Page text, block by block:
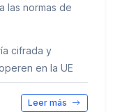
las normas de
cifrada y
en la UE
Leer más